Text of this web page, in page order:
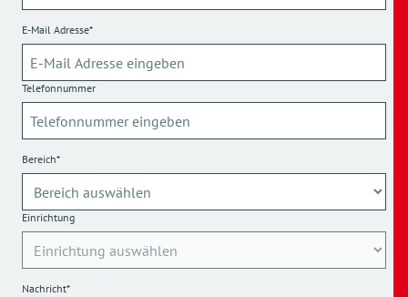
E-Mail Adresse*
Telefonnummer
Bereich*
Einrichtung
Nachricht*